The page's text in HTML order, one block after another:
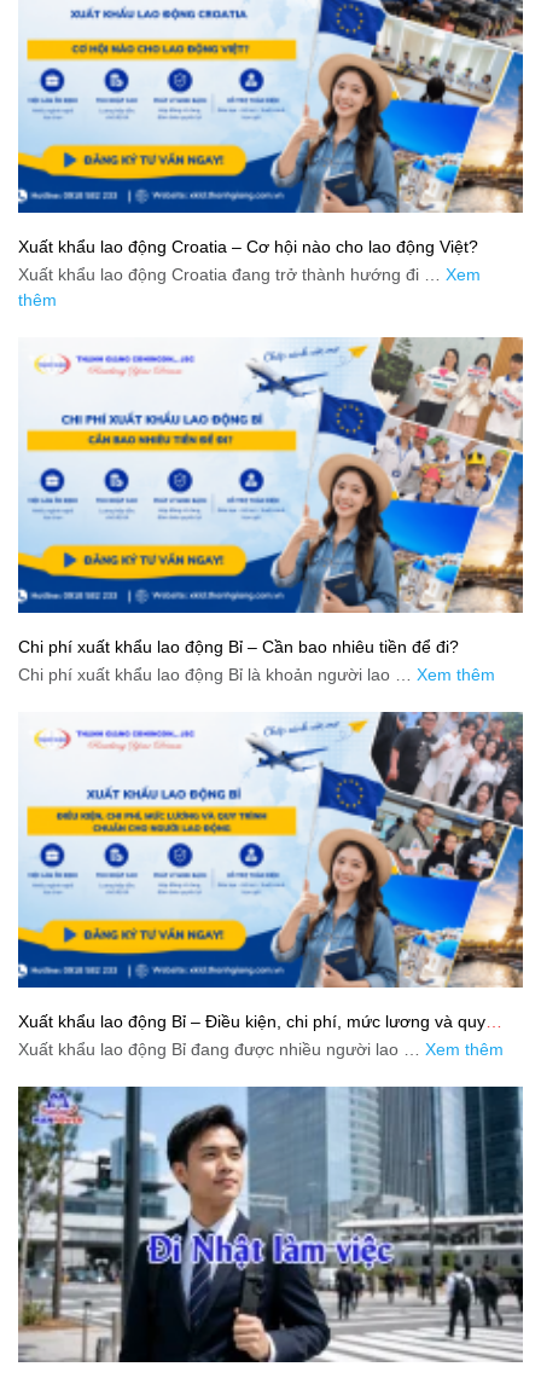
Xuất khẩu lao động Croatia – Cơ hội nào cho lao động Việt?
Xuất khẩu lao động Croatia đang trở thành hướng đi … Xem
thêm
Chi phí xuất khẩu lao động Bỉ – Cần bao nhiêu tiền để đi?
Chi phí xuất khẩu lao động Bỉ là khoản người lao … Xem thêm
Xuất khẩu lao động Bỉ – Điều kiện, chi phí, mức lương và quy
trình chuẩn cho người lao động
Xuất khẩu lao động Bỉ đang được nhiều người lao … Xem thêm